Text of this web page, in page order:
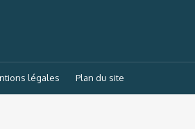
légales Plan du site